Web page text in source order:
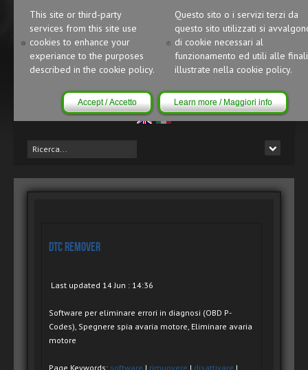
This site or third-party
services from this site use
cookies to enhance your
experiance to the purposes
described in the cookie policy.
Questo sito o i servizi terzi da
questo sito utilizzati si
di cookie necessari al
funzionamento ed utili alle
illustrate nella cookie policy.
Accept / Accetto Learn more / Maggiori info
DTC Remover
Last updated 14 Jun : 14:36
Software per eliminare errori in diagnosi (OBD P-
Codes), Spegnere spia avaria motore, Eliminare avaria
motore
Page Keywords: software | rimuovere | disattivare |